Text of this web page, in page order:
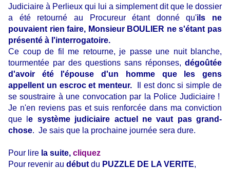
Judiciaire à Perlieux qui lui a simplement dit que le dossier
a été retourné au Procureur étant donné qu'ils ne
pouvaient rien faire, Monsieur BOULIER ne s'étant pas
présenté à l'interrogatoire.
Ce coup de fil me retourne, je passe une nuit blanche,
tourmentée par des questions sans réponses, dégoûtée
d'avoir été l'épouse d'un homme que les gens
appellent un escroc et menteur.
Il est donc si simple de
se soustraire à une convocation par la Police Judiciaire !
Je n'en reviens pas et suis renforcée dans ma conviction
que le système judiciaire actuel ne vaut pas grand-
chose. Je sais que la prochaine journée sera dure.
Pour lire la suite, cliquez
Pour revenir au début du PUZZLE DE LA VERITE,